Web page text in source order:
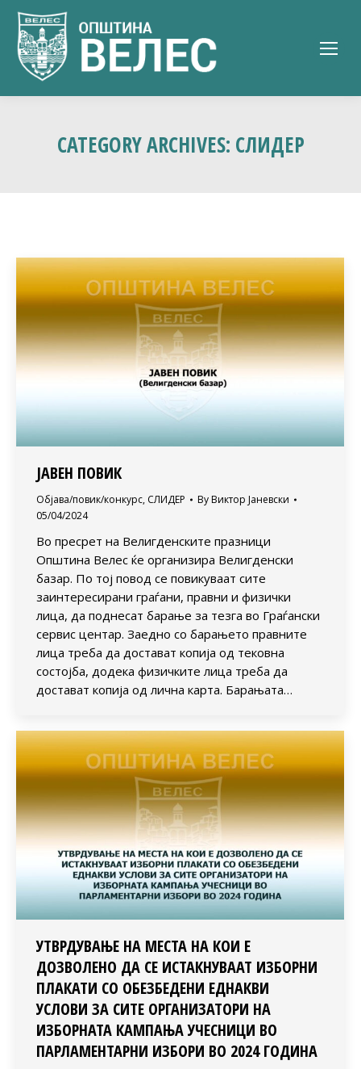
CATEGORY ARCHIVES: СЛИДЕР
ЈАВЕН ПОВИК
Објава/повик/конкурс, СЛИДЕР By Виктор Јаневски
05/04/2024
Во пресрет на Велигденските празници
Општина Велес ќе организира Велигденски
базар. По тој повод се повикуваат сите
заинтересирани граѓани, правни и физички
лица, да поднесат барање за тезга во Граѓански
сервис центар. Заедно со барањето правните
лица треба да достават копија од тековна
состојба, додека физичките лица треба да
достават копија од лична карта. Барањата…
УТВРДУВАЊЕ НА МЕСТА НА КОИ Е
ДОЗВОЛЕНО ДА СЕ ИСТАКНУВААТ ИЗБОРНИ
ПЛАКАТИ СО ОБЕЗБЕДЕНИ ЕДНАКВИ
УСЛОВИ ЗА СИТЕ ОРГАНИЗАТОРИ НА
ИЗБОРНАТА КАМПАЊА УЧЕСНИЦИ ВО
ПАРЛАМЕНТАРНИ ИЗБОРИ ВО 2024 ГОДИНА